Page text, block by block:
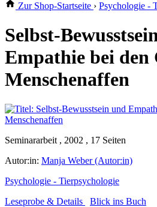
Zur Shop-Startseite › Psychologie -
Selbst-
Empathie bei den
Menschenaffen
Seminararbeit , 2002 , 17 Seiten
Autor:in: Manja Weber (Autor:in)
Psychologie - Tierpsychologie
Leseprobe & Details
Blick ins Buch